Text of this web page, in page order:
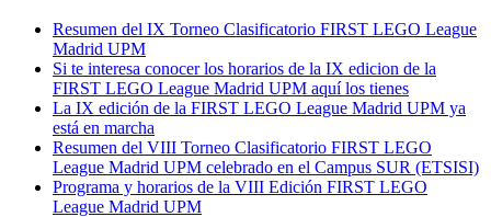
Resumen del IX Torneo Clasificatorio FIRST LEGO League
Madrid UPM
Si te interesa conocer los horarios de la IX edicion de la
FIRST LEGO League Madrid UPM aquí los tienes
La IX edición de la FIRST LEGO League Madrid UPM ya
está en marcha
Resumen del VIII Torneo Clasificatorio FIRST LEGO
League Madrid UPM celebrado en el Campus SUR (ETSISI)
Programa y horarios de la VIII Edición FIRST LEGO
League Madrid UPM